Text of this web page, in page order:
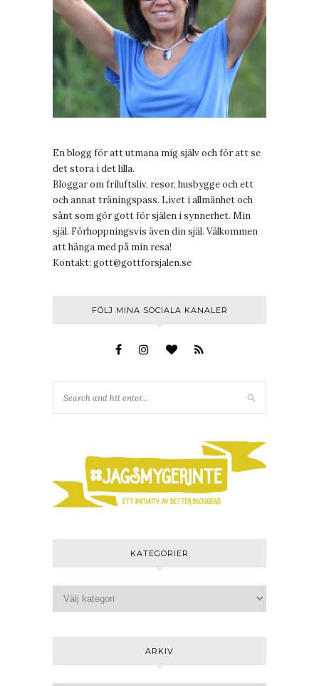
En blogg för att utmana mig själv och för att se
det stora i det lilla.
Bloggar om friluftsliv, resor, husbygge och ett
och annat träningspass. Livet i allmänhet och
sånt som gör gott för själen i synnerhet. Min
själ. Förhoppningsvis även din själ. Välkommen
att hänga med på min resa!
Kontakt: gott@gottforsjalen.se
FÖLJ MINA SOCIALA KANALER
KATEGORIER
ARKIV